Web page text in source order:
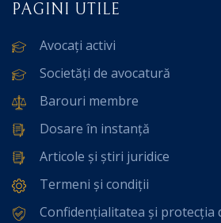
PAGINI UTILE
Avocați activi
Societăți de avocatură
Barouri membre
Dosare în instanță
Articole și știri juridice
Termeni și condiții
Confidențialitatea și protecția